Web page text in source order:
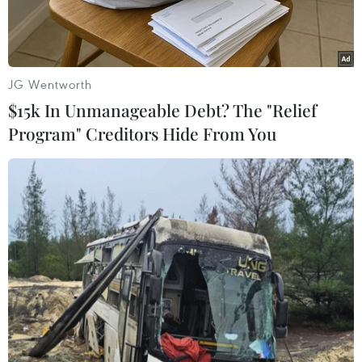
Hình ảnh do vệ tinh GeoEye cung cấp về cơ sở hạt nhân
Yongbyon của Triều Tiên. (Ảnh: AFP/TTXVN)
Ngày 19/3, Ngoại trưởng Mỹ Mike Pompeo đã
nhấn mạnh tầm quan trọng của việc kiểm
chứng các bước phi hạt nhân hóa của Triều Tiên
JG Wentworth
$15k In Unmanageable Debt? The "Relief
Program" Creditors Hide From You